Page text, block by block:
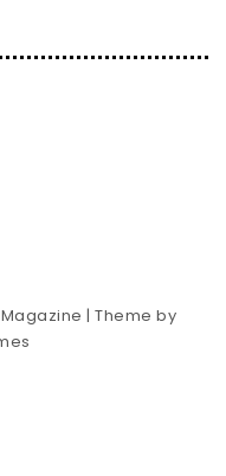
| Theme by